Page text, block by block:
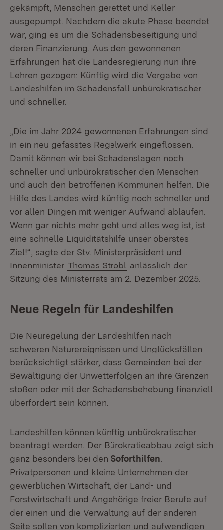
gekämpft, Menschen gerettet und Keller
ausgepumpt. Nachdem die akute Phase beendet
war, ging es um die Schadensbeseitigung und
deren Finanzierung. Aus den gewonnenen
Erfahrungen hat die Landesregierung nun ihre
Lehren gezogen: Künftig wird die Vergabe von
Landeshilfen im Schadensfall unbürokratischer
und schneller.
„Die im Jahr 2024 gewonnenen Erfahrungen sind
in ein neu gefasstes Regelwerk eingeflossen.
Damit können wir bei Schadenslagen noch
schneller und unbürokratischer den Menschen
und auch den betroffenen Kommunen helfen. Die
Hilfe des Landes wird künftig noch schneller und
vor allen Dingen mit weniger Aufwand ablaufen.
Wenn gar nichts mehr geht und alles weg ist, ist
eine schnelle Liquiditätshilfe unser oberstes
Ziel!“, sagte der Stv. Ministerpräsident und
Innenminister Thomas Strobl anlässlich der
Sitzung des Ministerrats am 2. Dezember 2025.
Neue Regeln für Landeshilfen
Die Neuregelung der Landeshilfen nach
schweren Naturereignissen und Unglücksfällen
berücksichtigt stärker, dass Gemeinden bei der
Bewältigung der Unwetterfolgen an ihre Grenzen
stoßen oder mit der Schadensbehebung finanziell
überfordert sein können.
Landeshilfen können künftig unbürokratischer
beantragt werden. Der Bürokratieabbau zeigt sich
ganz besonders bei den Soforthilfen
Privatpersonen und kleine Unternehmen der
gewerblichen Wirtschaft, der Land- und
Forstwirtschaft und Angehörige freier Berufe auf
der einen und die Verwaltung auf der anderen
Seite sollen von komplizierten und aufwendigen